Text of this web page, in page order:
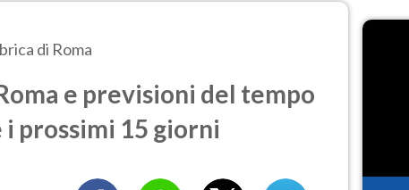
di Roma
e previsioni del tempo
i prossimi 15 giorni